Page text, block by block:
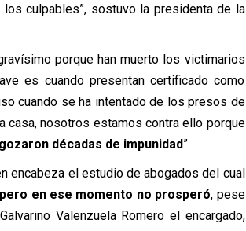
culpables”, sostuvo la presidenta de la
porque han muerto los victimarios
es cuando presentan certificado como
cuando se ha intentado de los presos de
casa, nosotros estamos contra ello porque
décadas de impunidad”.
encabeza el estudio de abogados del cual
en ese momento no prosperó, pese
Valenzuela Romero el encargado,